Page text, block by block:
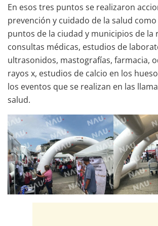
En esos tres puntos se realizaron
prevención y cuidado de la salud
puntos de la ciudad y municipios de la
consultas médicas, estudios de
ultrasonidos, mastografías, farmacia,
rayos x, estudios de calcio en los
los eventos que se realizan en las
salud.